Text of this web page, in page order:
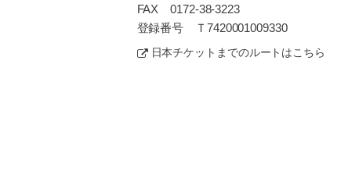
FAX 0172-38-3223
登録番号 Ｔ7420001009330
日本チケットまでのルートはこちら